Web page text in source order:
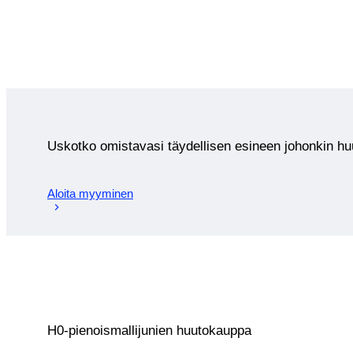
Uskotko omistavasi täydellisen esineen johonkin
Aloita myyminen
H0-pienoismallijunien huutokauppa